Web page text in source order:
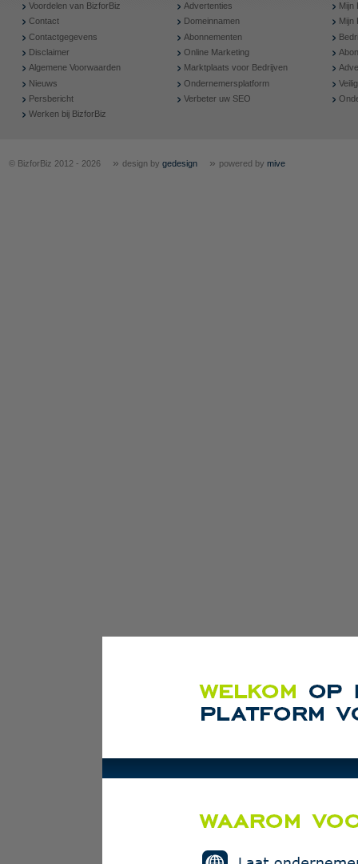
Voordelen van BizforBiz
Contact
Contactgegevens
Disclaimer
Algemene Voorwaarden
Nieuws
Persbericht
Werken bij BizforBiz
Advertenties
Domeinnamen
Abonnementen
Online Marketing
Marktplaats voor Bedrijven
Ondernemersplatform
Verbeter uw SEO
Mijn
Mijn
© BizforBiz 2012 - 2026 » design by gedesign » powered by mive